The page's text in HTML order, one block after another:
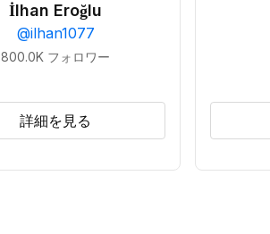
İlhan Eroğlu
@ilhan1077
800.0K フォロワー
詳細を見る